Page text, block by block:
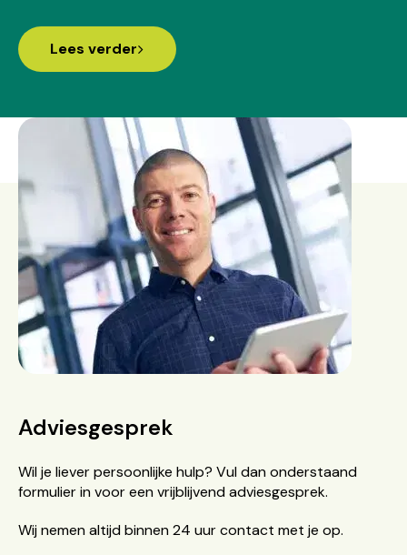
Lees verder
Adviesgesprek
Wil je liever persoonlijke hulp? Vul dan onderstaand
formulier in voor een vrijblijvend adviesgesprek.
Wij nemen altijd binnen 24 uur contact met je op.